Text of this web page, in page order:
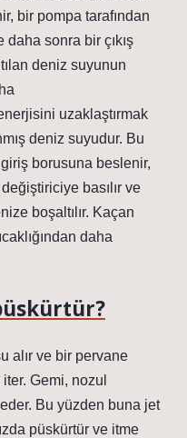
bir pompa tarafından
daha sonra bir çıkış
deniz suyunun
uzaklaştırmak
deniz suyudur. Bu
borusuna beslenir,
basılır ve
boşaltılır. Kaçan
daha
alır ve bir pervane
Gemi, nozul
Bu yüzden buna jet
püskürtür ve itme